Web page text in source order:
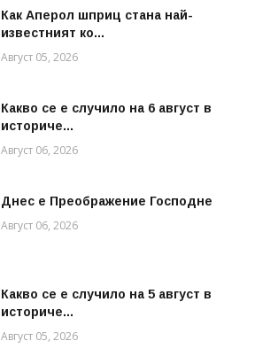
Как Аперол шприц стана най-
известният ко...
Август 05, 2026
Какво се е случило на 6 август в
историче...
Август 06, 2026
Днес е Преображение Господне
Август 06, 2026
Какво се е случило на 5 август в
историче...
Август 05, 2026